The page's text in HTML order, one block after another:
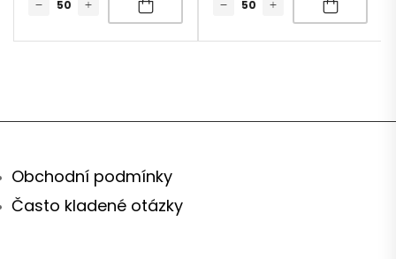
Obchodní podmínky
Často kladené otázky